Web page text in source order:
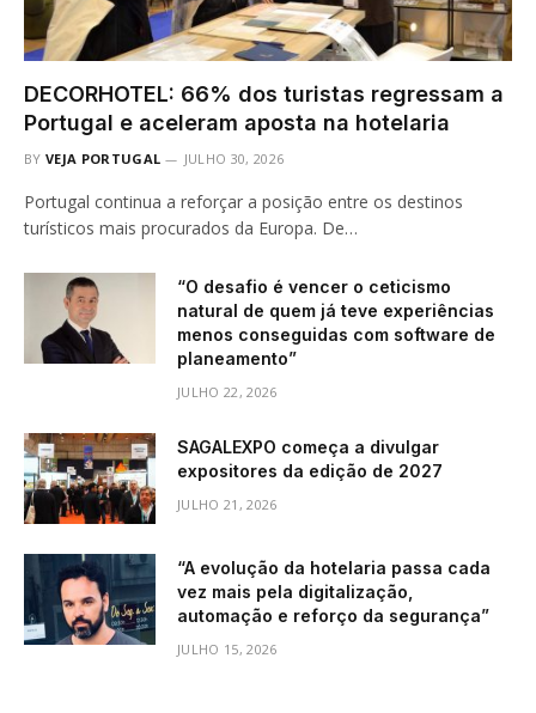
DECORHOTEL: 66% dos turistas regressam a
Portugal e aceleram aposta na hotelaria
BY VEJA PORTUGAL JULHO 30, 2026
Portugal continua a reforçar a posição entre os destinos
turísticos mais procurados da Europa. De…
“O desafio é vencer o ceticismo
natural de quem já teve experiências
menos conseguidas com software de
planeamento”
JULHO 22, 2026
SAGALEXPO começa a divulgar
expositores da edição de 2027
JULHO 21, 2026
“A evolução da hotelaria passa cada
vez mais pela digitalização,
automação e reforço da segurança”
JULHO 15, 2026